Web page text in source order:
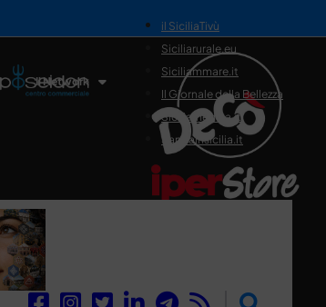
Il Network
il SiciliaTivù
Siciliarurale.eu
Siciliammare.it
Il Giornale della Bellezza
Siciliamedica.it
Sanitainsicilia.it